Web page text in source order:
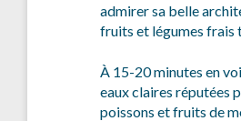
admirer sa belle
fruits et légumes frais
À 15-20 minutes en
eaux claires réputées
poissons et fruits de